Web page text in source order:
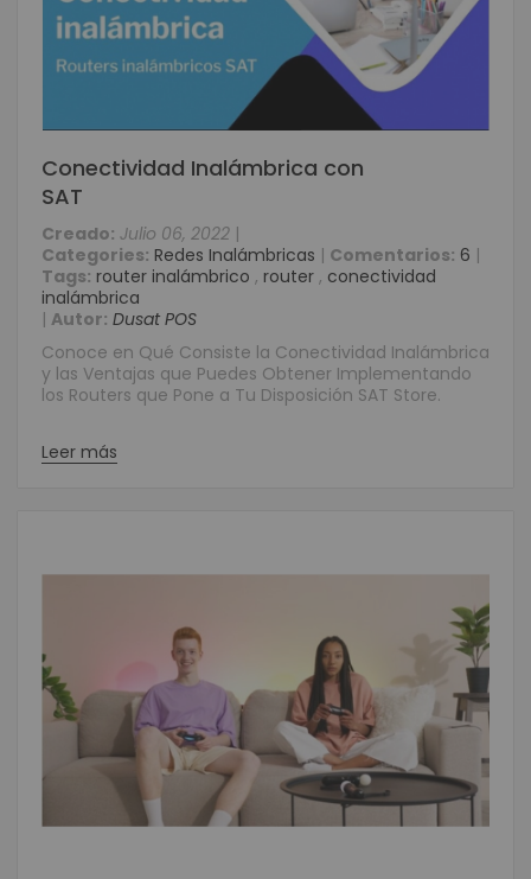
Conectividad Inalámbrica con
SAT
Creado: Julio 06, 2022 |
Categories: Redes Inalámbricas | Comentarios: 6 |
Tags: router inalámbrico , router , conectividad
inalámbrica
| Autor: Dusat POS
Conoce en Qué Consiste la Conectividad Inalámbrica
y las Ventajas que Puedes Obtener Implementando
los Routers que Pone a Tu Disposición SAT Store.
Leer más